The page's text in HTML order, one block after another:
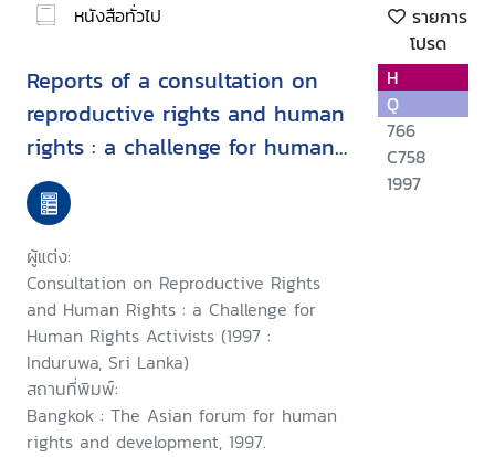
หนังสือทั่วไป
รายการ
โปรด
Reports of a consultation on
reproductive rights and human
rights : a challenge for human
rights activists : Induruwa, Sri
Lanka, 28-30 January 1997 ;
and, a consultation on
woman's rights as human
rights : a challenge for human
rights activists, Induruwa, Sri
Lanka,1-4 February 1997
ผู้แต่ง:
Consultation on Reproductive Rights
and Human Rights : a Challenge for
Human Rights Activists (1997 :
Induruwa, Sri Lanka)
สถานที่พิมพ์:
Bangkok : The Asian forum for human
rights and development, 1997.
H
Q
766
C758
1997